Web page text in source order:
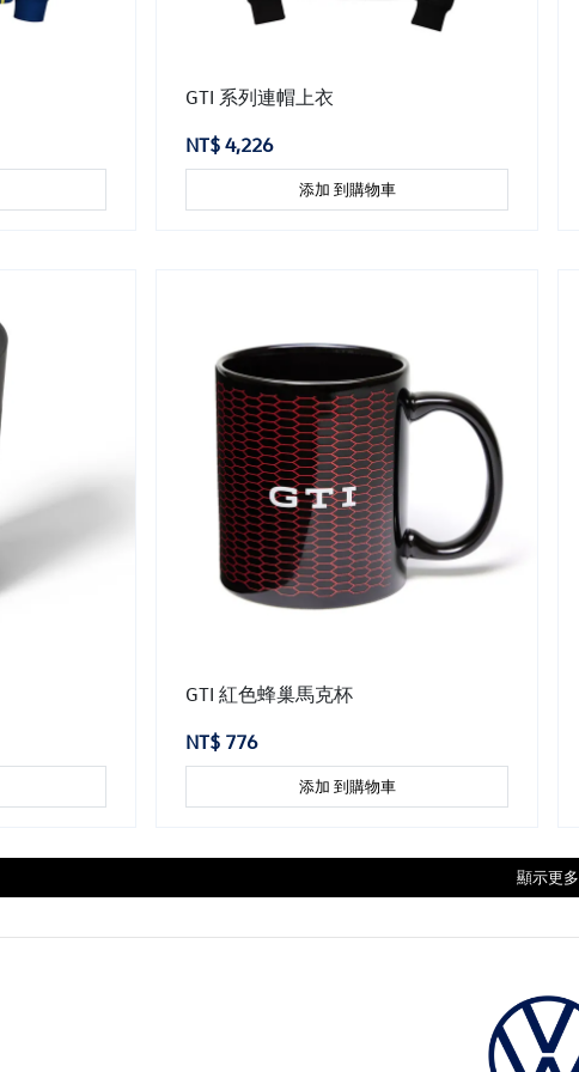
GTI 系列連帽上衣
NT$ 4,226
添加 到購物車
GTI 紅色蜂巢馬克杯
NT$ 776
添加 到購物車
顯示更多